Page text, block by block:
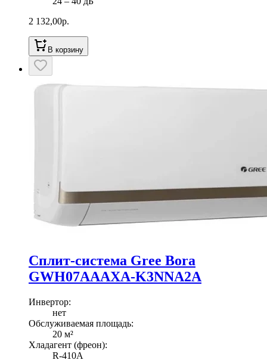
2 132,00р.
В корзину
Сплит-система Gree Bora
GWH07AAAXA-K3NNA2A
Инвертор:
нет
Обслуживаемая площадь:
20 м²
Хладагент (фреон):
R-410A